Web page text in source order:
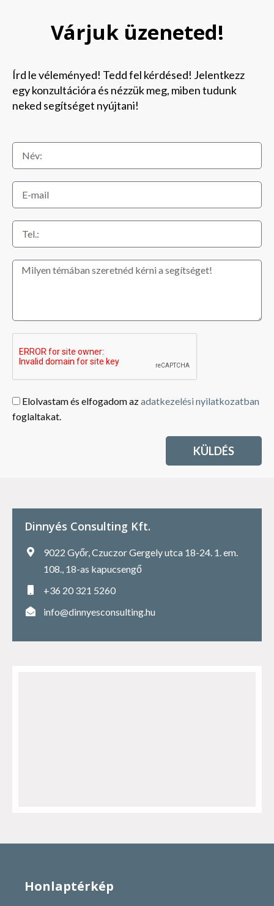
Várjuk üzeneted!
Írd le véleményed! Tedd fel kérdésed! Jelentkezz
egy konzultációra és nézzük meg, miben tudunk
neked segítséget nyújtani!
Elolvastam és elfogadom azadatkezelési nyilatkozatban
foglaltakat.
KÜLDÉS
Dinnyés Consulting Kft.
9022 Győr, Czuczor Gergely utca 18-24. 1. em.
108., 18-as kapucsengő
+36 20 321 5260
info@dinnyesconsulting.hu
Honlaptérkép